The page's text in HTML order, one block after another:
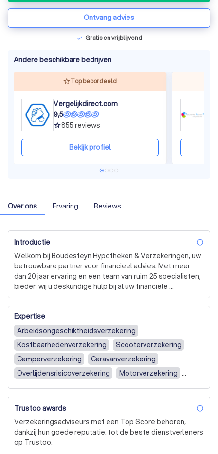
Ontvang advies
check Gratis en vrijblijvend
Andere beschikbare bedrijven
Top beoordeeld
Vergelijkdirect.com
9,5
grade855 reviews
Bekijk profiel
Over ons Ervaring Reviews
Introductie
Welkom bij Boudesteyn Hypotheken & Verzekeringen, uw
betrouwbare partner voor financieel advies. Met meer
dan 20 jaar ervaring en een team van ruim 25 specialisten,
bieden wij u deskundige hulp bij al uw financiële
beslissingen. Of u nu particulier of zakelijk bent, wij staan
voor u klaar met advies op maat voor hypotheken,
verzekeringen, sparen, beleggen en meer.
Onze kernwaarden zijn vriendelijkheid, kwaliteit, aandacht,
service, flexibiliteit en betrokkenheid. Wij streven ernaar
om u niet alleen de beste producten te bieden, maar ook
een uitstekende service. Wij zijn trots op ons team en de
manier waarop wij onze klanten helpen hun financiële
zaken op orde te krijgen.
Bij Boudesteyn Hypotheken & Verzekeringen geloven we
in persoonlijk contact en het opbouwen van duurzame
relaties. Daarom nodigen we u uit om bij ons langs te
komen voor een kop koffie en een vrijblijvend gesprek
Expertise
Arbeidsongeschiktheidsverzekering
Kostbaarhedenverzekering
Scooterverzekering
Camperverzekering
Caravanverzekering
Overlijdensrisicoverzekering
Motorverzekering
Ongevallenverzekering
Annuleringsverzekering
Beroeps­aansprakelijkheids­verzekering
Trustoo awards
Verzekeringsadviseurs met een Top Score behoren,
dankzij hun goede reputatie, tot de beste dienstverleners
op Trustoo.